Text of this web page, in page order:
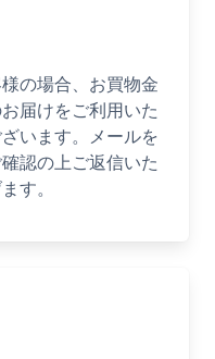
の場合、お買物金
届けをご利用いた
います。メールを
認の上ご返信いた
す。